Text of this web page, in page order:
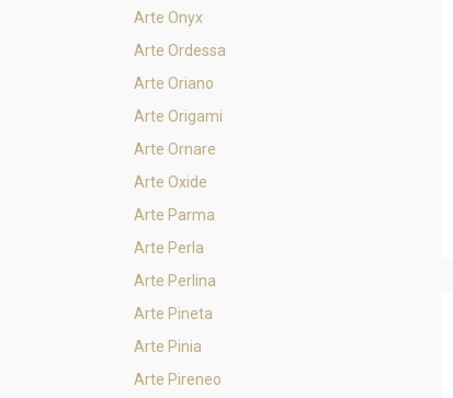
Arte Onyx
Arte Ordessa
Arte Oriano
Arte Origami
Arte Ornare
Arte Oxide
Arte Parma
Arte Perla
Arte Perlina
Arte Pineta
Arte Pinia
Arte Pireneo